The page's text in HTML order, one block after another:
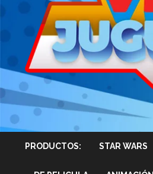
PRODUCTOS: STAR WARS